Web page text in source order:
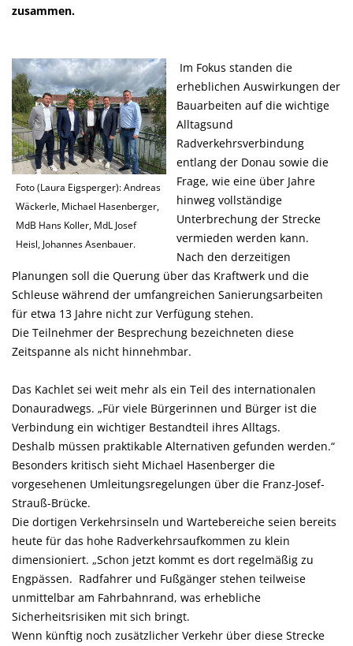
zusammen.
Foto (Laura Eigsperger): Andreas
Wäckerle, Michael Hasenberger,
MdB Hans Koller, MdL Josef
Heisl, Johannes Asenbauer.
Im Fokus standen die
erheblichen Auswirkungen der
Bauarbeiten auf die wichtige
Alltagsund
Radverkehrsverbindung
entlang der Donau sowie die
Frage, wie eine über Jahre
hinweg vollständige
Unterbrechung der Strecke
vermieden werden kann.
Nach den derzeitigen
Planungen soll die Querung über das Kraftwerk und die
Schleuse während der umfangreichen Sanierungsarbeiten
für etwa 13 Jahre nicht zur Verfügung stehen.
Die Teilnehmer der Besprechung bezeichneten diese
Zeitspanne als nicht hinnehmbar.
Das Kachlet sei weit mehr als ein Teil des internationalen
Donauradwegs. „Für viele Bürgerinnen und Bürger ist die
Verbindung ein wichtiger Bestandteil ihres Alltags.
Deshalb müssen praktikable Alternativen gefunden werden.“
Besonders kritisch sieht Michael Hasenberger die
vorgesehenen Umleitungsregelungen über die Franz-Josef-
Strauß-Brücke.
Die dortigen Verkehrsinseln und Wartebereiche seien bereits
heute für das hohe Radverkehrsaufkommen zu klein
dimensioniert. „Schon jetzt kommt es dort regelmäßig zu
Engpässen. Radfahrer und Fußgänger stehen teilweise
unmittelbar am Fahrbahnrand, was erhebliche
Sicherheitsrisiken mit sich bringt.
Wenn künftig noch zusätzlicher Verkehr über diese Strecke